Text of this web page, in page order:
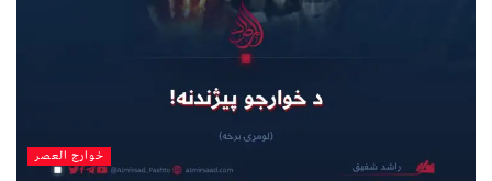
خوارج العصر